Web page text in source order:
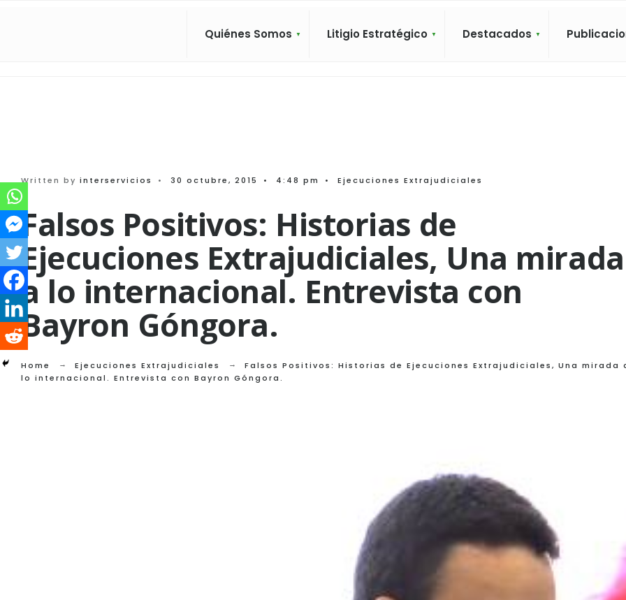
Quiénes Somos Litigio Estratégico Destacados
Written by interservicios • 30 octubre, 2015 • 4:48 pm • Ejecuciones Extrajudiciales
Falsos Positivos: Historias de
Ejecuciones Extrajudiciales, Una mirada
a lo internacional. Entrevista con
Bayron Góngora.
Home Ejecuciones Extrajudiciales
Falsos Positivos: Historias de Ejecuciones Extrajudiciales, Una mirada
lo internacional. Entrevista con Bayron Góngora.